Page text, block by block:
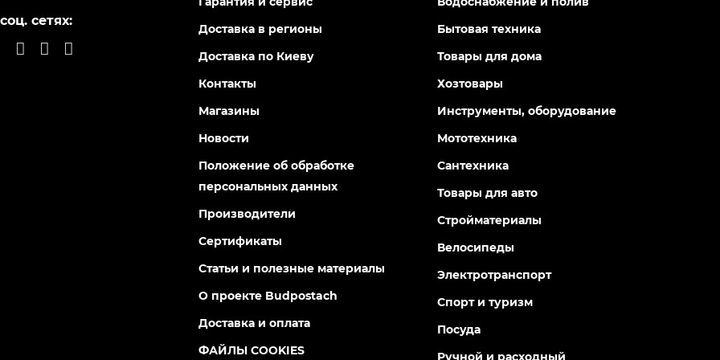
сетях:
Доставка в регионы
Доставка по Киеву
Контакты
Магазины
Новости
Положение об обработке
персональных данных
Производители
Сертификаты
Статьи и полезные материалы
О проекте Budpostach
Доставка и оплата
ФАЙЛЫ COOKIES
Бытовая техника
Товары для дома
Хозтовары
Инструменты, оборудование
Мототехника
Сантехника
Товары для авто
Стройматериалы
Велосипеды
Электротранспорт
Спорт и туризм
Посуда
Ручной и расходный